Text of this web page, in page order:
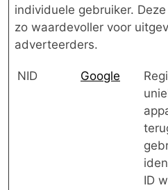
individuele gebruiker.
zo waardevoller voor
adverteerders.
NID Google
ID